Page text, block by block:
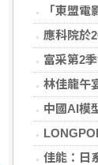
「東盟電影節2026
應科院於2026「全球百大
富采第2季售
林佳龍午宴美
中國AI模型
LONGPORT Whale
佳能：日系與